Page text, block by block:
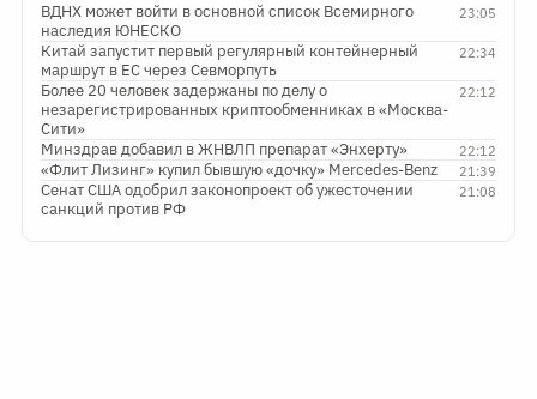
23:05
ВДНХ может войти в основной список Всемирного
наследия ЮНЕСКО
22:34
Китай запустит первый регулярный контейнерный
маршрут в ЕС через Севморпуть
22:12
Более 20 человек задержаны по делу о
незарегистрированных криптообменниках в «Москва-
Сити»
22:12
Минздрав добавил в ЖНВЛП препарат «Энхерту»
21:39
«Флит Лизинг» купил бывшую «дочку» Mercedes-Benz
21:08
Сенат США одобрил законопроект об ужесточении
санкций против РФ